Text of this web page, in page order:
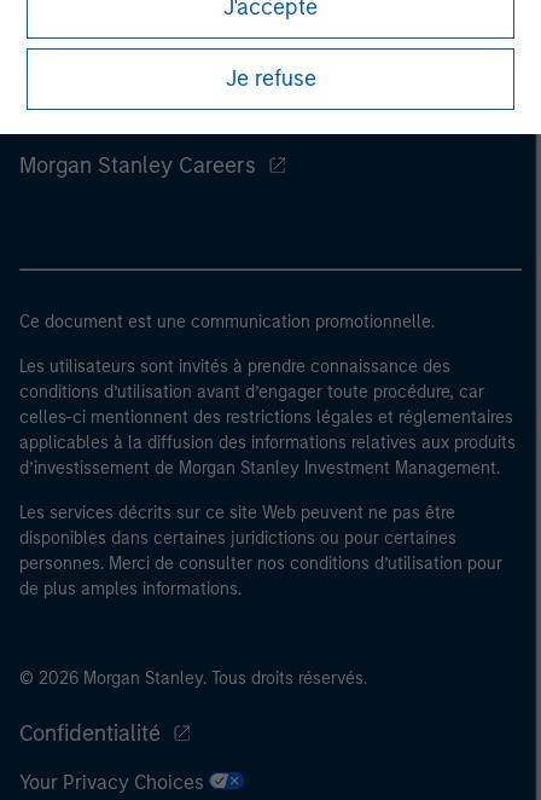
J'accepte
Je refuse
Morgan Stanley
Morgan Stanley Careers
Ce document est une communication promotionnelle.
Les utilisateurs sont invités à prendre connaissance des
conditions d’utilisation avant d’engager toute procédure, car
celles-ci mentionnent des restrictions légales et réglementaires
applicables à la diffusion des informations relatives aux produits
d’investissement de Morgan Stanley Investment Management.
Les services décrits sur ce site Web peuvent ne pas être
disponibles dans certaines juridictions ou pour certaines
personnes. Merci de consulter nos conditions d’utilisation pour
de plus amples informations.
© 2026 Morgan Stanley. Tous droits réservés.
Confidentialité
Your Privacy Choices